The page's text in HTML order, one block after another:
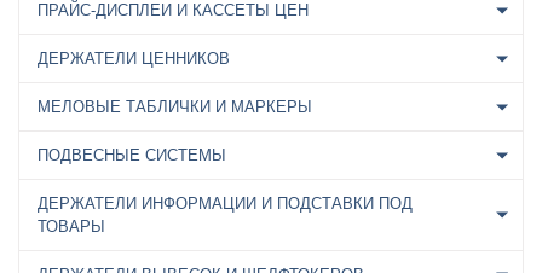
ПРАЙС-ДИСПЛЕИ И КАССЕТЫ ЦЕН
ДЕРЖАТЕЛИ ЦЕННИКОВ
МЕЛОВЫЕ ТАБЛИЧКИ И МАРКЕРЫ
ПОДВЕСНЫЕ СИСТЕМЫ
ДЕРЖАТЕЛИ ИНФОРМАЦИИ И ПОДСТАВКИ ПОД
ТОВАРЫ